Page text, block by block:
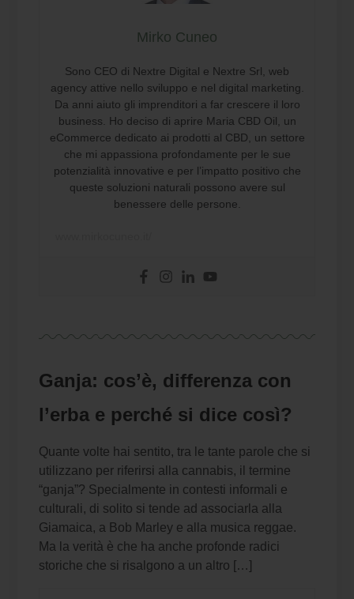
Mirko Cuneo
Sono CEO di Nextre Digital e Nextre Srl, web
agency attive nello sviluppo e nel digital marketing.
Da anni aiuto gli imprenditori a far crescere il loro
business. Ho deciso di aprire Maria CBD Oil, un
eCommerce dedicato ai prodotti al CBD, un settore
che mi appassiona profondamente per le sue
potenzialità innovative e per l’impatto positivo che
queste soluzioni naturali possono avere sul
benessere delle persone.
Ganja: cos’è, differenza con
l’erba e perché si dice così?
Quante volte hai sentito, tra le tante parole che si
utilizzano per riferirsi alla cannabis, il termine
“ganja”? Specialmente in contesti informali e
culturali, di solito si tende ad associarla alla
Giamaica, a Bob Marley e alla musica reggae.
Ma la verità è che ha anche profonde radici
storiche che si risalgono a un altro […]